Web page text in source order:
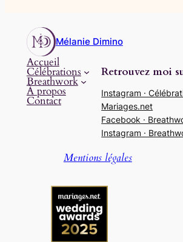
Mélanie Dimino
Accueil
Célébrations
Breathwork
À propos
Contact
Retrouvez moi
Instagram ·
Mariages.net
Facebook ·
Instagram ·
Mentions légales